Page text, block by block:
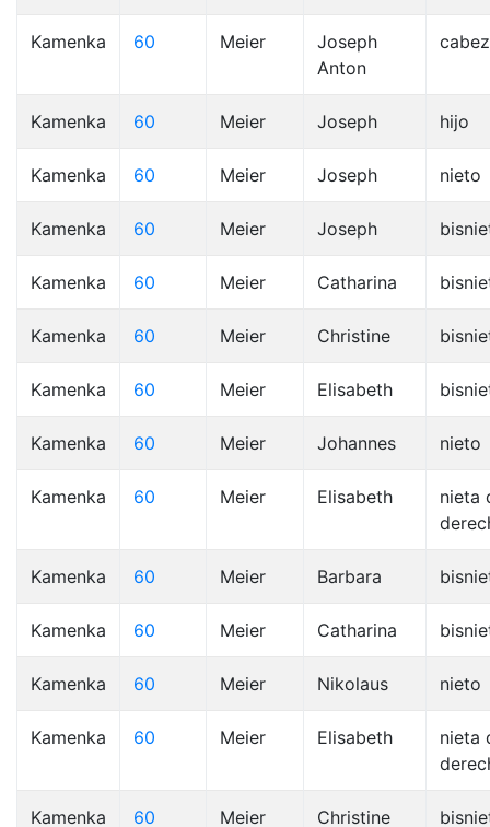
Kamenka 60 Meier
Joseph
Anton
Kamenka 60 Meier Joseph hijo
Kamenka 60 Meier Joseph nieto
Kamenka 60 Meier Joseph
Kamenka 60 Meier Catharina
Kamenka 60 Meier Christine
Kamenka 60 Meier Elisabeth
Kamenka 60 Meier Johannes nieto
Kamenka 60 Meier Elisabeth
nieta
Kamenka 60 Meier Barbara
Kamenka 60 Meier Catharina
Kamenka 60 Meier Nikolaus nieto
Kamenka 60 Meier Elisabeth
nieta
Kamenka 60 Meier Christine